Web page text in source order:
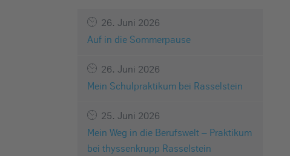
26. Juni 2026
Auf in die Sommerpause
26. Juni 2026
Mein Schulpraktikum bei Rasselstein
25. Juni 2026
Mein Weg in die Berufswelt – Praktikum
bei thyssenkrupp Rasselstein